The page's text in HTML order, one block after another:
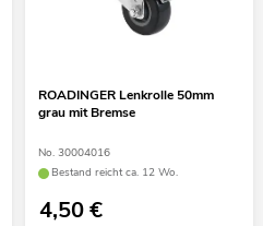
ROADINGER Lenkrolle 50mm
grau mit Bremse
No. 30004016
Bestand reicht ca. 12 Wo.
4,50€